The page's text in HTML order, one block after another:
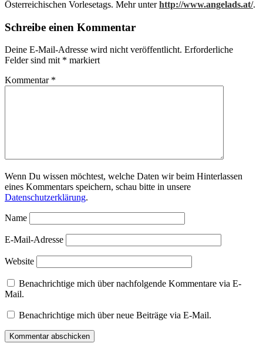
Österreichischen Vorlesetags. Mehr unterhttp://www.angelads.at/.
Schreibe einen Kommentar
Deine E-Mail-Adresse wird nicht veröffentlicht. Erforderliche
Felder sind mit * markiert
Kommentar *
Wenn Du wissen möchtest, welche Daten wir beim Hinterlassen
eines Kommentars speichern, schau bitte in unsere
Datenschutzerklärung.
Name
E-Mail-Adresse
Website
Benachrichtige mich über nachfolgende Kommentare via E-
Mail.
Benachrichtige mich über neue Beiträge via E-Mail.